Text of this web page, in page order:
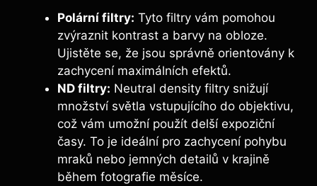
Polární filtry: Tyto filtry vám pomohou
zvýraznit kontrast a barvy‍ na ‍obloze.
Ujistěte se, že jsou správně orientovány k
⁣zachycení maximálních efektů.
ND filtry: Neutral density filtry snižují
množství světla vstupujícího do ​objektivu,
což vám umožní použít delší expoziční
časy. To je ideální pro zachycení pohybu
mraků nebo jemných detailů v krajině
během fotografie měsíce.